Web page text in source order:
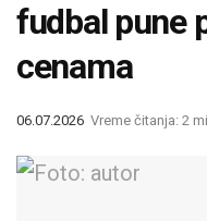
fudbal pune
cenama
06.07.2026 Vreme čitanja: 2